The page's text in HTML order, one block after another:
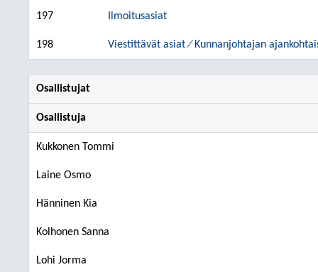
197 Ilmoitusasiat
198 Viestittävät asiat ⁄ Kunnanjohtajan
Osallistujat
Osallistuja
Kukkonen Tommi
Laine Osmo
Hänninen Kia
Kolhonen Sanna
Lohi Jorma